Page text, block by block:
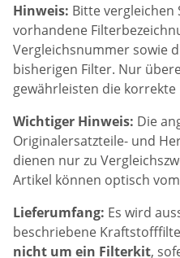
Hinweis: Bitte vergleichen
vorhandene
Vergleichsnummer sowie
bisherigen Filter. Nur
gewährleisten die korrekte
Wichtiger Hinweis: Die
Originalersatzteile- und
dienen nur zu
Artikel können optisch
Lieferumfang: Es wird
beschriebene
nicht um ein Filterkit,